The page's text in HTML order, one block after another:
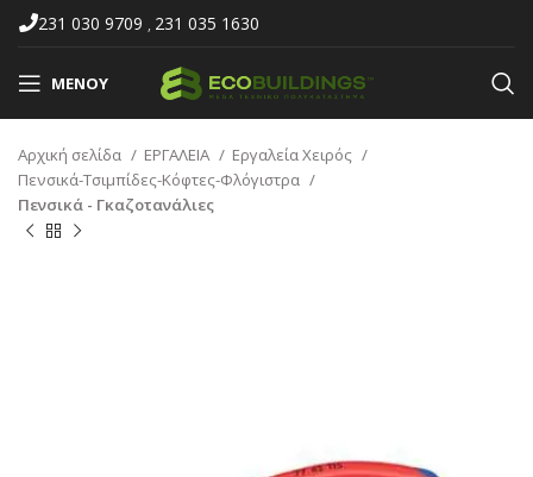
231 030 9709 , 231 035 1630
ΜΕΝΟΎ
Αρχική σελίδα ΕΡΓΑΛΕΙΑ
Εργαλεία Χειρός
Πενσικά-Τσιμπίδες-Κόφτες-Φλόγιστρα
Πενσικά - Γκαζοτανάλιες